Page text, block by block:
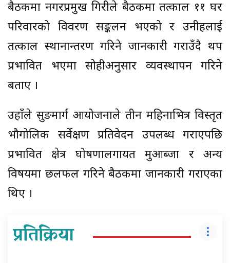
बैठकमा नगरप्रमुख गिरीले बैठकमा तत्काल ११ घर
परिवारको विवरण सङ्कलन भएको र उनीहरुलाई
तत्काल स्थानान्तरण गरिने जानकारी गराउँदै थप
प्रभावित भएमा सोहीअनुसार व्यवस्थापन गरिने
बताए ।
उहाँले सुरुङमार्ग आयोजनाले तीन महिनाभित्र विस्तृत
भौगोलिक सर्वेक्षण प्रतिवेदन उपलब्ध गराएपछि
प्रभावित क्षेत्र घोषणालगायत मुआब्जा र अन्य
विषयमा छलफल गरिने बैठकमा जानकारी गराएका
थिए ।
प्रतिक्रिया